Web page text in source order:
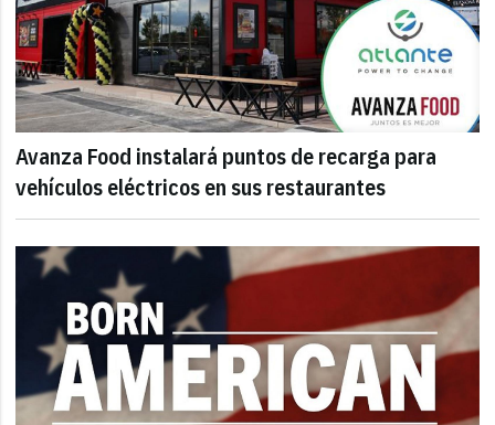
Avanza Food instalará puntos de recarga para
vehículos eléctricos en sus restaurantes